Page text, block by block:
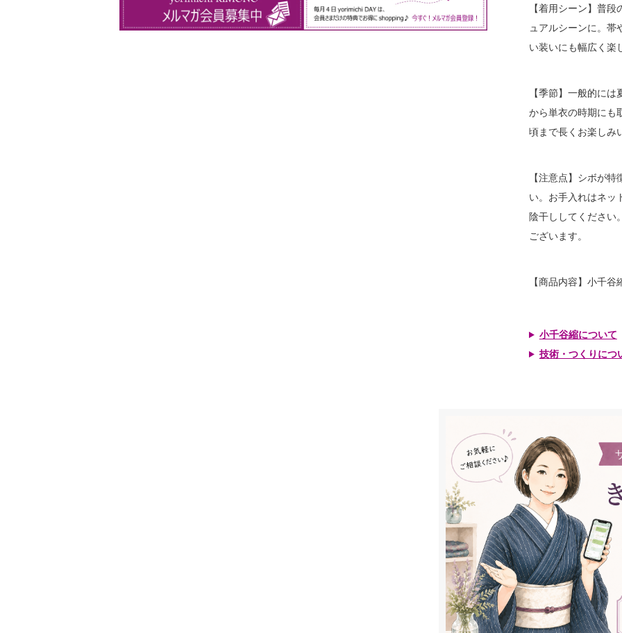
【着用シーン】普
ュアルシーンに。帯
い装いにも幅広く楽
【季節】一般的に
から単衣の時期にも
頃まで長くお楽しみ
【注意点】シボが
い。お手入れはネッ
陰干ししてください
ございます。
【商品内容】小千
小千谷縮について
技術・つくりにつ